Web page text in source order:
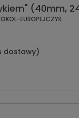
(40mm,
EUROPEJCZYK
dostawy)